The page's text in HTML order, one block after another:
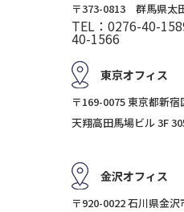
〒373-0813 群馬県太
TEL：0276-40-
40-1566
東京オフィス
〒169-0075 東京都新
天翔高田馬場ビル 3F
金沢オフィス
〒920-0022 石川県金